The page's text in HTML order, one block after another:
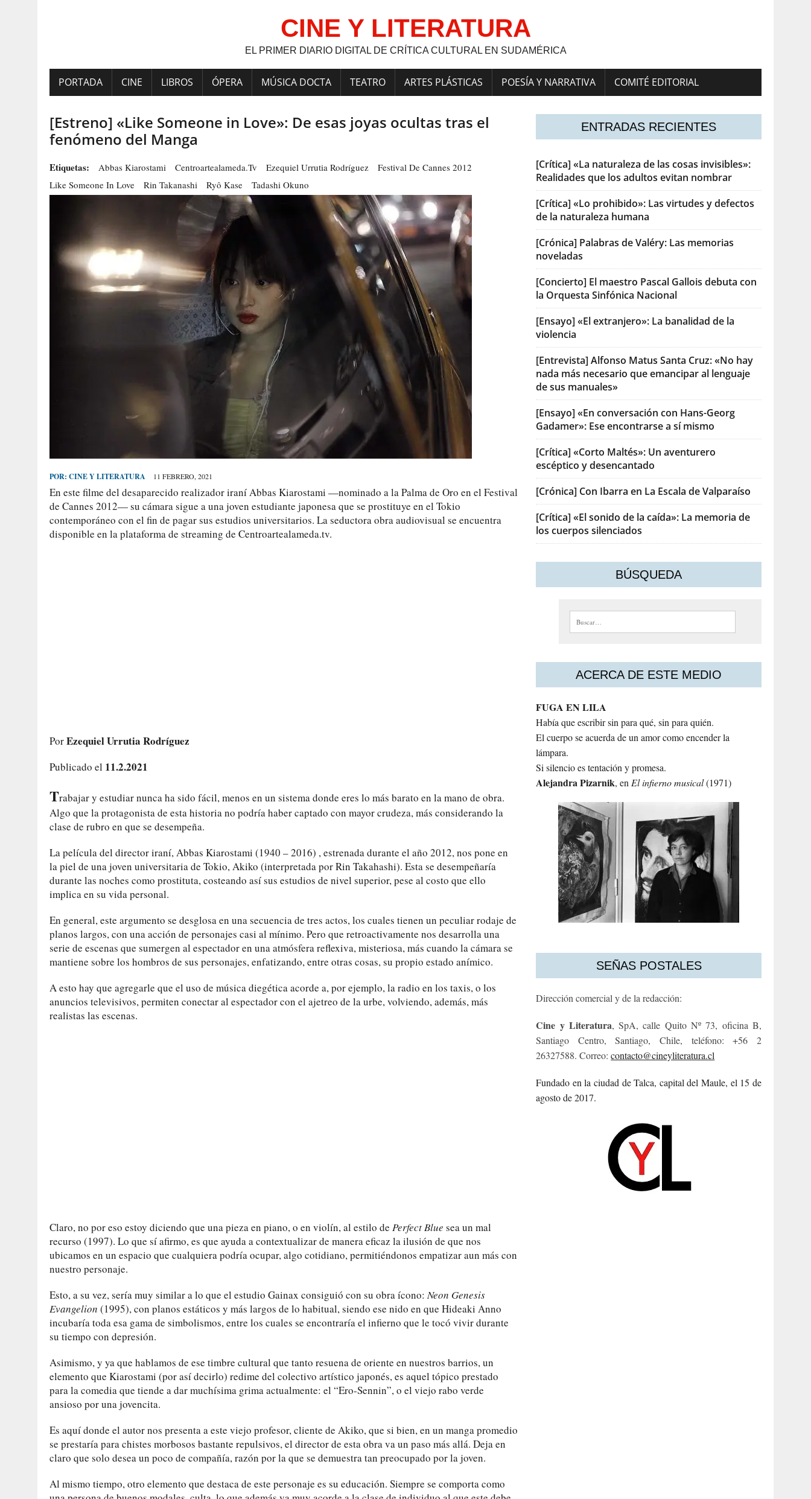
CINE Y LITERATURA
EL PRIMER DIARIO DIGITAL DE CRÍTICA CULTURAL EN SUDAMÉRICA
PORTADA CINE LIBROS ÓPERA MÚSICA DOCTA TEATRO ARTES PLÁSTICAS POESÍA Y NARRATIVA COMITÉ EDITORIAL
[Estreno] «Like Someone in Love»: De esas joyas ocultas tras el
fenómeno del Manga
Etiquetas: Abbas Kiarostami Centroartealameda.tv Ezequiel Urrutia Rodríguez
Festival De Cannes 2012
Like Someone In Love
Rin Takanashi Ryô Kase Tadashi Okuno
POR: CINE Y LITERATURA 11 FEBRERO, 2021
En este filme del desaparecido realizador iraní Abbas Kiarostami —nominado a la Palma de Oro en el Festival
de Cannes 2012— su cámara sigue a una joven estudiante japonesa que se prostituye en el Tokio
contemporáneo con el fin de pagar sus estudios universitarios. La seductora obra audiovisual se encuentra
disponible en la plataforma de streaming de Centroartealameda.tv.
PorEzequiel Urrutia Rodríguez
Publicado el 11.2.2021
Trabajar y estudiar nunca ha sido fácil, menos en un sistema donde eres lo más barato en la mano de obra.
Algo que la protagonista de esta historia no podría haber captado con mayor crudeza, más considerando la
clase de rubro en que se desempeña.
La película del director iraní, Abbas Kiarostami (1940 – 2016) , estrenada durante el año 2012, nos pone en
la piel de una joven universitaria de Tokio, Akiko (interpretada por Rin Takahashi). Esta se desempeñaría
durante las noches como prostituta, costeando así sus estudios de nivel superior, pese al costo que ello
implica en su vida personal.
En general, este argumento se desglosa en una secuencia de tres actos, los cuales tienen un peculiar rodaje de
planos largos, con una acción de personajes casi al mínimo. Pero que retroactivamente nos desarrolla una
serie de escenas que sumergen al espectador en una atmósfera reflexiva, misteriosa, más cuando la cámara se
mantiene sobre los hombros de sus personajes, enfatizando, entre otras cosas, su propio estado anímico.
A esto hay que agregarle que el uso de música diegética acorde a, por ejemplo, la radio en los taxis, o los
anuncios televisivos, permiten conectar al espectador con el ajetreo de la urbe, volviendo, además, más
realistas las escenas.
Claro, no por eso estoy diciendo que una pieza en piano, o en violín, al estilo de Perfect Blue sea un mal
recurso (1997). Lo que sí afirmo, es que ayuda a contextualizar de manera eficaz la ilusión de que nos
ubicamos en un espacio que cualquiera podría ocupar, algo cotidiano, permitiéndonos empatizar aun más con
nuestro personaje.
Esto, a su vez, sería muy similar a lo que el estudio Gainax consiguió con su obra ícono: Neon Genesis
Evangelion (1995), con planos estáticos y más largos de lo habitual, siendo ese nido en que Hideaki Anno
incubaría toda esa gama de simbolismos, entre los cuales se encontraría el infierno que le tocó vivir durante
su tiempo con depresión.
Asimismo, y ya que hablamos de ese timbre cultural que tanto resuena de oriente en nuestros barrios, un
elemento que Kiarostami (por así decirlo) redime del colectivo artístico japonés, es aquel tópico prestado
para la comedia que tiende a dar muchísima grima actualmente: el “Ero-Sennin”, o el viejo rabo verde
ansioso por una jovencita.
Es aquí donde el autor nos presenta a este viejo profesor, cliente de Akiko, que si bien, en un manga promedio
se prestaría para chistes morbosos bastante repulsivos, el director de esta obra va un paso más allá. Deja en
claro que solo desea un poco de compañía, razón por la que se demuestra tan preocupado por la joven.
Al mismo tiempo, otro elemento que destaca de este personaje es su educación. Siempre se comporta como
ENTRADAS RECIENTES
[Crítica] «La naturaleza de las cosas invisibles»:
Realidades que los adultos evitan nombrar
[Crítica] «Lo prohibido»: Las virtudes y defectos
de la naturaleza humana
[Crónica] Palabras de Valéry: Las memorias
noveladas
[Concierto] El maestro Pascal Gallois debuta con
la Orquesta Sinfónica Nacional
[Ensayo] «El extranjero»: La banalidad de la
violencia
[Entrevista] Alfonso Matus Santa Cruz: «No hay
nada más necesario que emancipar al lenguaje
de sus manuales»
[Ensayo] «En conversación con Hans-Georg
Gadamer»: Ese encontrarse a sí mismo
[Crítica] «Corto Maltés»: Un aventurero
escéptico y desencantado
[Crónica] Con Ibarra en La Escala de Valparaíso
[Crítica] «El sonido de la caída»: La memoria de
los cuerpos silenciados
BÚSQUEDA
Buscar:
ACERCA DE ESTE MEDIO
FUGA EN LILA
Había que escribir sin para qué, sin para quién.
El cuerpo se acuerda de un amor como encender la
lámpara.
Si silencio es tentación y promesa.
AlejandraPizarnik, enEl infierno musical(1971)
SEÑAS POSTALES
Dirección comercial y de la redacción:
Cine y Literatura, SpA, calle Quito Nº 73, oficina B,
Santiago Centro, Santiago, Chile, teléfono: +56 2
26327588. Correo:contacto@cineyliteratura.cl
Fundado en la ciudad de Talca, capital del Maule, el 15 de
agosto de 2017.